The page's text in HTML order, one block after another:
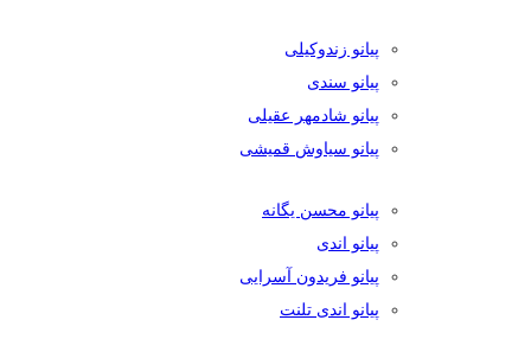
پیانو زندوکیلی
پیانو سندی
پیانو شادمهر عقیلی
پیانو سیاوش قمیشی
پیانو محسن یگانه
پیانو اندی
پیانو فریدون آسرایی
پیانو اندی تلنت